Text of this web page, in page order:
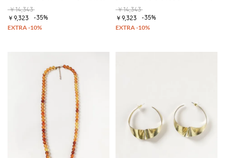
￥14,343
￥9,323
-35%
￥14,343
￥9,323
-35%